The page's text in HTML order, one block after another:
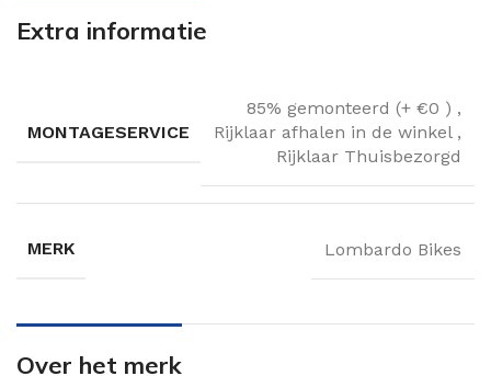
Extra informatie
MONTAGESERVICE
85% gemonteerd (+ €0 ) ,
Rijklaar afhalen in de winkel ,
Rijklaar Thuisbezorgd
MERK Lombardo Bikes
Over het merk